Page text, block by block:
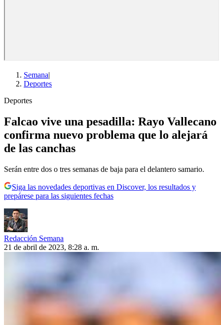
Semana|
Deportes
Deportes
Falcao vive una pesadilla: Rayo Vallecano
confirma nuevo problema que lo alejará
de las canchas
Serán entre dos o tres semanas de baja para el delantero samario.
Siga las novedades deportivas en Discover, los resultados y
prepárese para las siguientes fechas
Redacción Semana
21 de abril de 2023, 8:28 a. m.